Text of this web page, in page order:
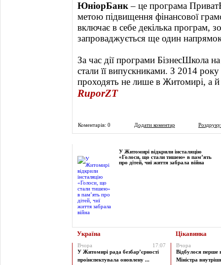
ЮніорБанк– це програма
метою підвищення фінансової
включає в себе декілька програм,
запроваджується ще один напрямок
За час дії програми БізнесШкола
стали її випускниками. З 2014
проходять не лише в Житомирі, а й
RuporZT
Коментарів: 0 Додати коментар
У Житомирі відкрили інсталяцію
«Голоси, що стали тишею» в пам’ять
про дітей, чиї життя забрала війна
Україна Цікавинка
Вчора
17:07
У Житомирі рада безбар’єрності
проінспектувала оновлену ...
Вчора
Відбулося перше
Міністра